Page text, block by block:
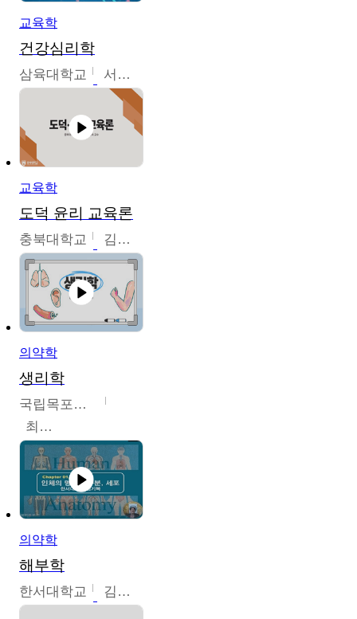
교육학
건강심리학
삼육대학교 서경현
교육학
도덕 윤리 교육론
충북대학교 김연숙
의약학
생리학
국립목포대학교
최소은
의약학
해부학
한서대학교 김기복